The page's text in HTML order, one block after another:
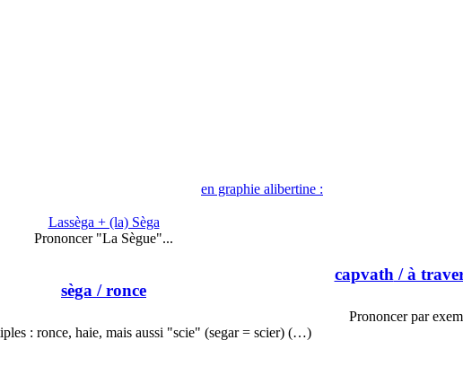
en graphie alibertine :
Lassèga + (la) Sèga
Prononcer "La Sègue"...
sèga / ronce
: ronce, haie, mais aussi "scie" (segar = scier) (…)
capvath / à
Prononcer par